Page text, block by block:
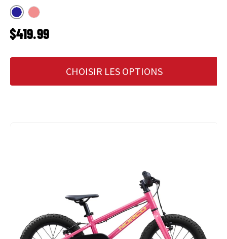
MarinePêche
PRIX HABITUEL
$419.99
CHOISIR LES OPTIONS